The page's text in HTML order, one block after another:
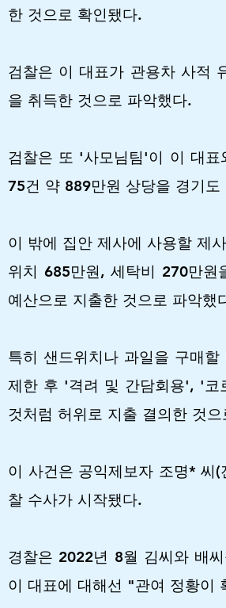
한 것으로 확인됐다.
검찰은 이 대표가 관용차 사적
을 취득한 것으로 파악했다.
검찰은 또 '사모님팀'이 이 대표
75건 약 889만원 상당을 경기
이 밖에 집안 제사에 사용할 제
위치 685만원, 세탁비 270만원
예산으로 지출한 것으로 파악했
특히 샌드위치나 과일을 구매
제한 후 '격려 및 간담회용', '코
것처럼 허위로 지출 결의한 것
이 사건은 공익제보자 조명* 씨
찰 수사가 시작됐다.
경찰은 2022년 8월 김씨와 배
이 대표에 대해선 "관여 정황이